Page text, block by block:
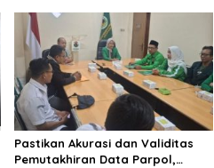
Berintegritas
Pastikan Akurasi dan Validitas
Pemutakhiran Data Parpol,